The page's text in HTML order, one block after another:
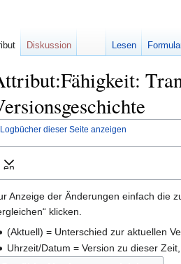
Logbücher dieser Seite anzeigen
Anzeige der Änderungen einfach die
klicken.
(Aktuell) = Unterschied zur aktuellen
Uhrzeit/Datum = Version zu dieser
Diskussion Lesen